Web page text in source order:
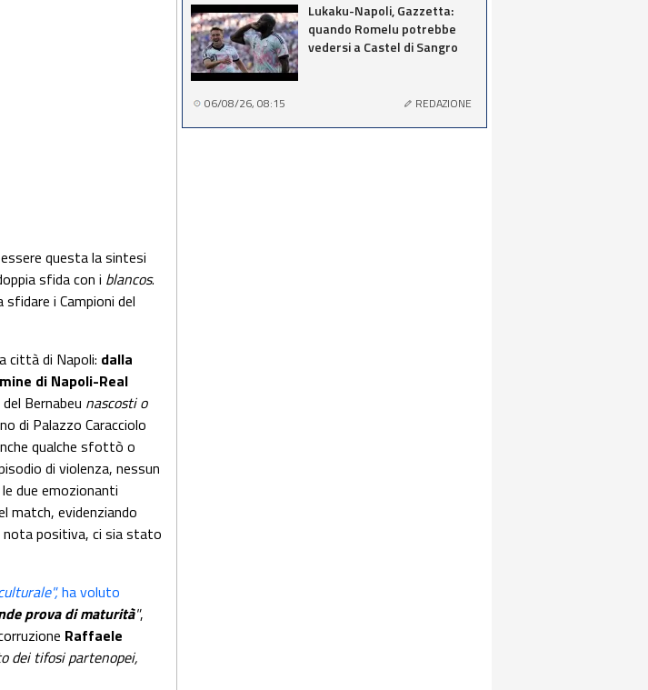
questa la sintesi
sfida con i blancos.
i Campioni del
città di Napoli: dalla
di Napoli-Real
Bernabeu nascosti o
di Palazzo Caracciolo
qualche sfottò o
di violenza, nessun
due emozionanti
match, evidenziando
nota positiva, ci sia stato
ha voluto
prova di maturità",
Raffaele
dei tifosi partenopei,
Lukaku-Napoli, Gazzetta:
quando Romelu potrebbe
vedersi a Castel di Sangro
06/08/26, 08:15 REDAZIONE